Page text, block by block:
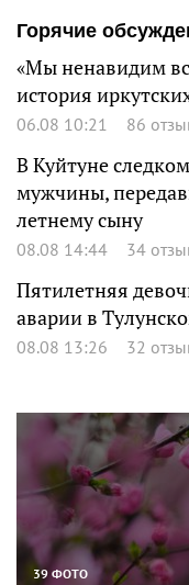
Горячие
«Мы ненавидим
история
06.08 10:21 86
В Куйтуне
мужчины,
летнему сыну
08.08 14:44 34
Пятилетняя
аварии в
08.08 13:26 32
39 ФОТО